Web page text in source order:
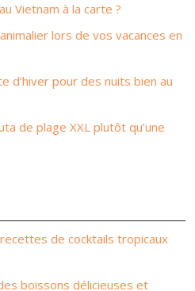
Vietnam à la carte ?
lors de vos vacances en
d’hiver pour des nuits bien au
de plage XXL plutôt qu’une
de cocktails tropicaux
boissons délicieuses et